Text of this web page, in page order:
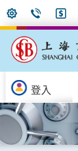
登入